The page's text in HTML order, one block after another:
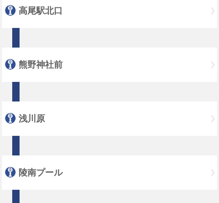
高尾駅北口
熊野神社前
浅川原
陵南プール